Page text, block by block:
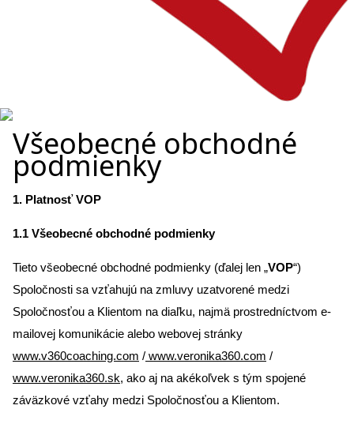
Všeobecné obchodné
podmienky
1. Platnosť VOP
1.1 Všeobecné obchodné podmienky
Tieto všeobecné obchodné podmienky (ďalej len „VOP“)
Spoločnosti sa vzťahujú na zmluvy uzatvorené medzi
Spoločnosťou a Klientom na diaľku, najmä prostredníctvom e-
mailovej komunikácie alebo webovej stránky
www.v360coaching.com / www.veronika360.com /
www.veronika360.sk, ako aj na akékoľvek s tým spojené
záväzkové vzťahy medzi Spoločnosťou a Klientom.